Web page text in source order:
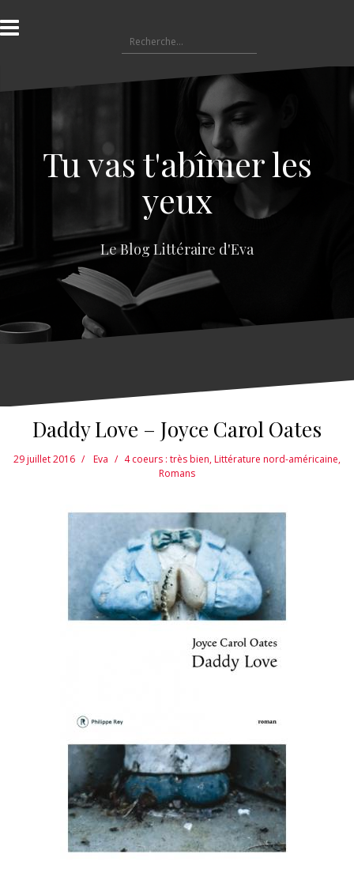
l
a
e
e
Tu vas t'abîmer les
yeux
Le Blog Littéraire d'Eva
Daddy Love – Joyce Carol Oates
29 juillet 2016 Eva 4 coeurs : très bien,Littérature nord-américaine,
Romans